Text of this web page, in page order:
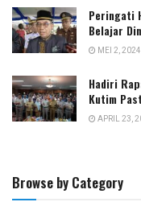
Peringati
Belajar
MEI 2, 2024
Hadiri
Kutim
APRIL 23,
Browse by Category